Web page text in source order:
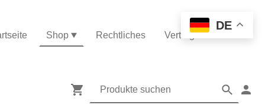
Shop Rechtliches Vertrag widerrufen
DE